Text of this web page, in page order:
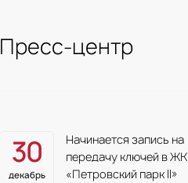
Пресс-центр
30
декабрь
Начинается запись на
передачу ключей в ЖК
«Петровский парк II»